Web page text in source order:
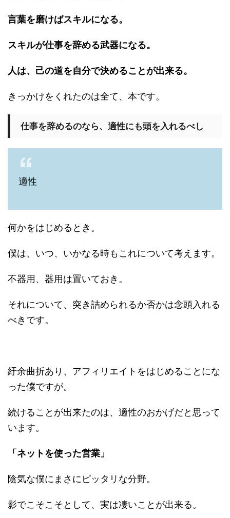
言葉を磨けばスキルになる。
スキルが仕事を辞める武器になる。
人は、己の道を自分で決めることが出来る。
きっかけをくれたのは全て、本です。
仕事を辞めるのなら、適性にも頭を入れるべし
適性
何かをはじめるとき。
僕は、いつ、いかなる時もこれについて考えます。
不器用、器用は置いておき。
それについて、突き詰められるか否かは念頭入れる
べきです。
紆余曲折あり、アフィリエイトをはじめることにな
った僕ですが。
続けることが出来たのは、適性のおかげだと思って
います。
「ネットを使った営業」
陰気な僕にまさにピッタリな分野。
影でこそこそとして、実は凄いことが出来る。